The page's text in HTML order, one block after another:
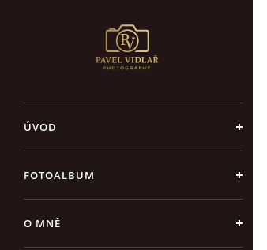
ÚVOD
FOTOALBUM
O MNĚ